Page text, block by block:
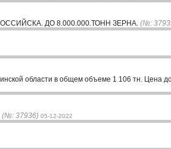
ДО 8.000.000.ТОНН ЗЕРНА. (№:
области в общем объеме 1 106 тн. Цена
(№: 37936) 05-12-2022